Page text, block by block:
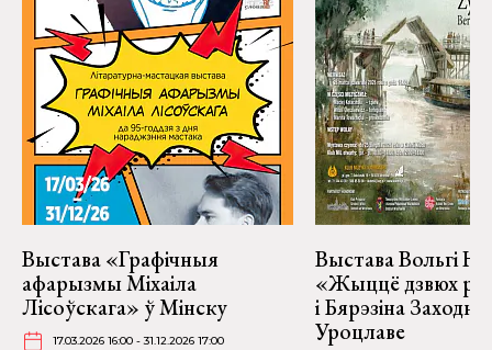
Выстава «Графічныя
афарызмы Міхаіла
Лісоўскага» ў Мінску
17.03.2026 16:00 - 31.12.2026 17:00
Выстава Вольгі
«Жыццё дзвюх
і Бярэзіна
Уроцлаве